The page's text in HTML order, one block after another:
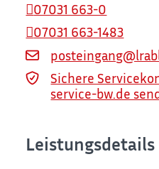
07031 663-0
07031 663-1483
Sichere
service-bw.de
Leistungsdetails